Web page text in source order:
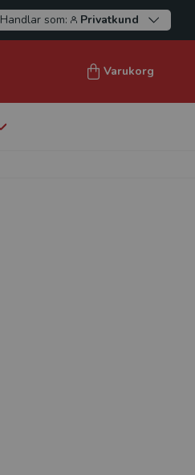
Handlar som: Privatkund
Varukorg